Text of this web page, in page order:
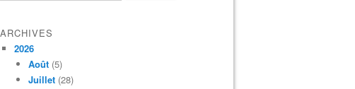
ARCHIVES
2026
Août (5)
Juillet (28)